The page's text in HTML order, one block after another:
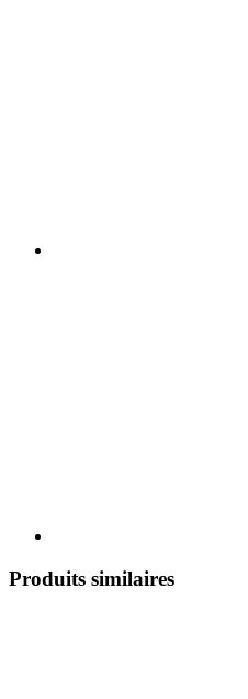
Produits similaires